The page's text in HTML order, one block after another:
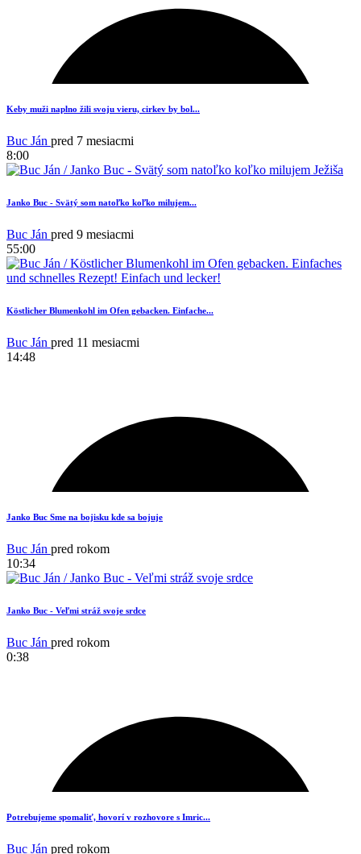
1
1
Keby muži naplno žili svoju vieru, cirkev by bol...
Buc Ján pred 7 mesiacmi
8:00
Janko Buc - Svätý som natoľko koľko milujem...
Buc Ján pred 9 mesiacmi
55:00
Köstlicher Blumenkohl im Ofen gebacken. Einfache...
Buc Ján pred 11 mesiacmi
14:48
Janko Buc Sme na bojisku kde sa bojuje
Buc Ján pred rokom
10:34
Janko Buc - Veľmi stráž svoje srdce
Buc Ján pred rokom
0:38
Potrebujeme spomaliť, hovorí v rozhovore s Imric...
Buc Ján pred rokom